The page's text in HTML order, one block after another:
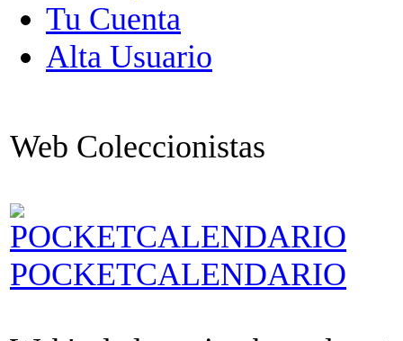
Tu Cuenta
Alta Usuario
Web Coleccionistas
POCKETCALENDARIO